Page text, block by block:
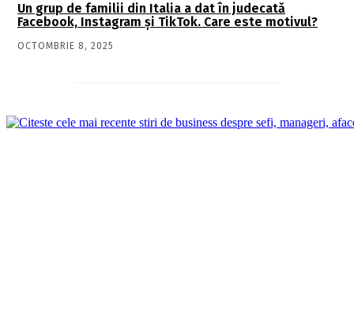
Un grup de familii din Italia a dat în judecată
Facebook, Instagram și TikTok. Care este motivul?
OCTOMBRIE 8, 2025